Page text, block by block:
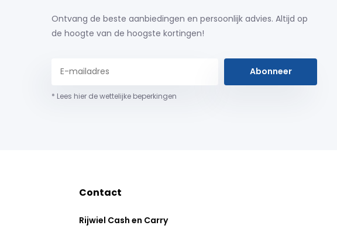
Ontvang de beste aanbiedingen en persoonlijk advies. Altijd op
de hoogte van de hoogste kortingen!
Abonneer
* Lees hier de wettelijke beperkingen
Contact
Rijwiel Cash en Carry